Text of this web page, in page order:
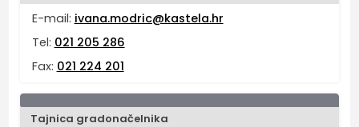
E-mail: ivana.modric@kastela.hr
Tel: 021 205 286
Fax: 021 224 201
Tajnica gradonačelnika